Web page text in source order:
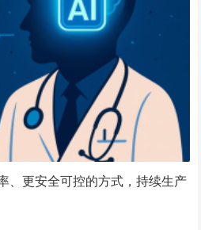
、更安全可控的方式，持续生产